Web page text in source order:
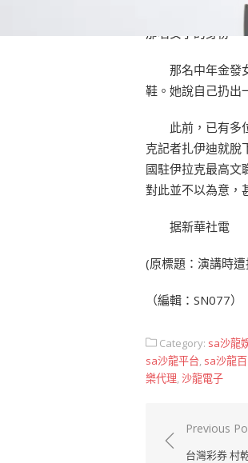
黑色和橙色相間
那名女子的身份。
那名中年金發女
鞋。她說自己扔出
此前，已有多位
克記者扎伊迪就脫
國駐伊拉克最高文
對此並不以為意，
据新華社電
(原標題：演講時
（編輯：SN077）
Category: sa沙龍
sa沙龍平台, sa沙龍
樂代理,沙龍電子
文
章
Previous
台灣彩券 村